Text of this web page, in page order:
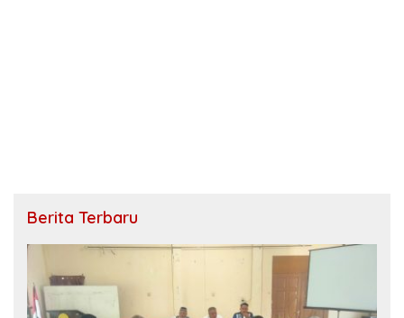
Berita Terbaru